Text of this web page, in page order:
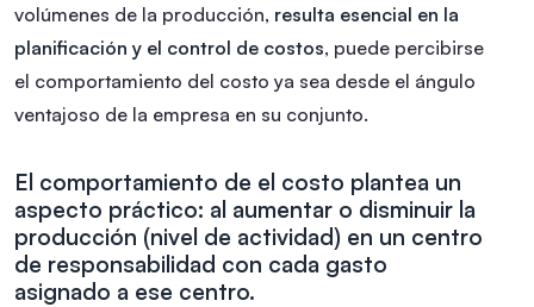
volúmenes de la producción, resulta esencial en la
planificación y el control de costos, puede percibirse
el comportamiento del costo ya sea desde el ángulo
ventajoso de la empresa en su conjunto.
El comportamiento de el costo plantea un
aspecto práctico: al aumentar o disminuir la
producción (nivel de actividad) en un centro
de responsabilidad con cada gasto
asignado a ese centro.